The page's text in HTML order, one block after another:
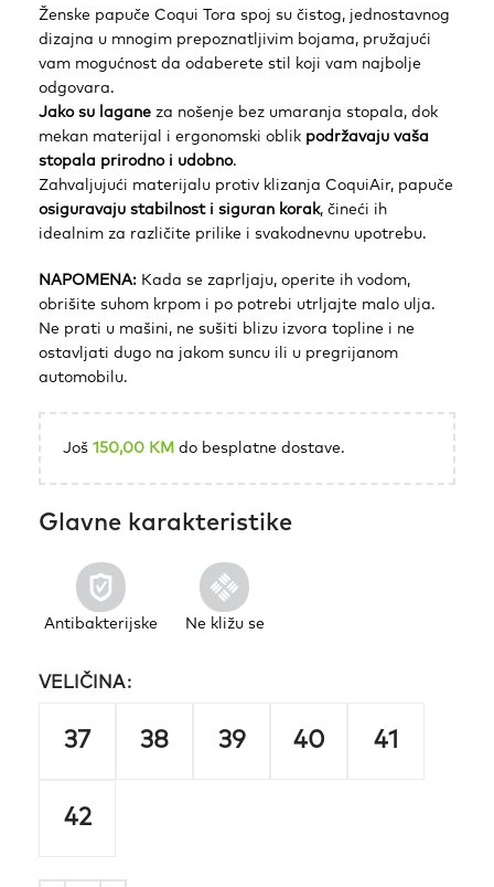
Ženske papuče Coqui Tora spoj su čistog, jednostavnog
dizajna u mnogim prepoznatljivim bojama, pružajući
vam mogućnost da odaberete stil koji vam najbolje
odgovara.
Jako su lagane za nošenje bez umaranja stopala, dok
mekan materijal i ergonomski oblik podržavaju vaša
stopala prirodno i udobno.
Zahvaljujući materijalu protiv klizanja CoquiAir, papuče
osiguravaju stabilnost i siguran korak, čineći ih
idealnim za različite prilike i svakodnevnu upotrebu.
NAPOMENA: Kada se zaprljaju, operite ih vodom,
obrišite suhom krpom i po potrebi utrljajte malo ulja.
Ne prati u mašini, ne sušiti blizu izvora topline i ne
ostavljati dugo na jakom suncu ili u pregrijanom
automobilu.
Još 150,00 KM do besplatne dostave.
Glavne karakteristike
Antibakterijske Ne kližu se
VELIČINA
37 38 39 40 41
42